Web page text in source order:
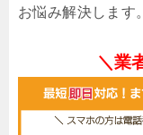
お悩み解決します
＼業